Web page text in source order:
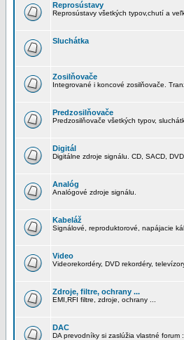
Reprosústavy
Reprosústavy všetkých typov,chutí a
Sluchátka
Zosilňovače
Integrované i koncové zosilňovače.
Predzosilňovače
Predzosilňovače všetkých typov,
Digitál
Digitálne zdroje signálu. CD, SACD,
Analóg
Analógové zdroje signálu.
Kabeláž
Signálové, reproduktorové, napájacie
Video
Videorekordéry, DVD rekordéry,
Zdroje, filtre, ochrany ...
EMI,RFI filtre, zdroje, ochrany ...
DAC
DA prevodníky si zaslúžia vlastné forum